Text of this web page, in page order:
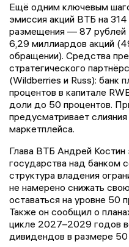
Ещё одним ключевым
эмиссия акций ВТБ на
размещения — 87 рублей
6,29 миллиардов акций
обращении). Средства
стратегического
(Wildberries и Russ): банк
процентов в капитале
доли до 50 процентов.
предусматривает
маркетплейса.
Глава ВТБ Андрей Костин
государства над банком
структура владения
не намерено снижать
оставаться на уровне 50
Также он сообщил о
цикле 2027–2029 годов
дивидендов в размере 50